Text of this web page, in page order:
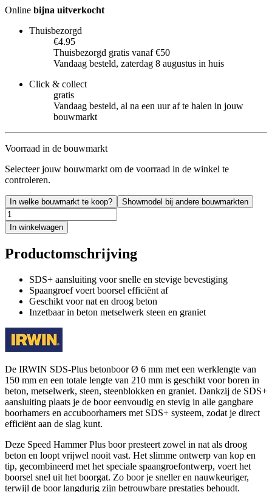
Online bijna uitverkocht
Thuisbezorgd
€4.95
Thuisbezorgd gratis vanaf €50
Vandaag besteld, zaterdag 8 augustus in huis
Click & collect
gratis
Vandaag besteld, al na een uur af te halen in jouw
bouwmarkt
Voorraad in de bouwmarkt
Selecteer jouw bouwmarkt om de voorraad in de winkel te
controleren.
In welke bouwmarkt te koop? Showmodel bij andere bouwmarkten
In winkelwagen
Productomschrijving
SDS+ aansluiting voor snelle en stevige bevestiging
Spaangroef voert boorsel efficiënt af
Geschikt voor nat en droog beton
Inzetbaar in beton metselwerk steen en graniet
De IRWIN SDS-Plus betonboor Ø 6 mm met een werklengte van
150 mm en een totale lengte van 210 mm is geschikt voor boren in
beton, metselwerk, steen, steenblokken en graniet. Dankzij de SDS+
aansluiting plaats je de boor eenvoudig en stevig in alle gangbare
boorhamers en accuboorhamers met SDS+ systeem, zodat je direct
efficiënt aan de slag kunt.
Deze Speed Hammer Plus boor presteert zowel in nat als droog
beton en loopt vrijwel nooit vast. Het slimme ontwerp van kop en
tip, gecombineerd met het speciale spaangroefontwerp, voert het
boorsel snel uit het boorgat. Zo boor je sneller en nauwkeuriger,
terwijl de boor langdurig zijn betrouwbare prestaties behoudt.